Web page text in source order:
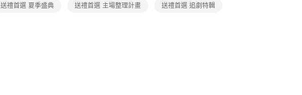
款買賣價金債權讓與本公司後，依約使用本公司帳單繳交帳款。
送禮首選 夏季盛典 送禮首選 主場整理計畫 送禮首選 追劇特輯